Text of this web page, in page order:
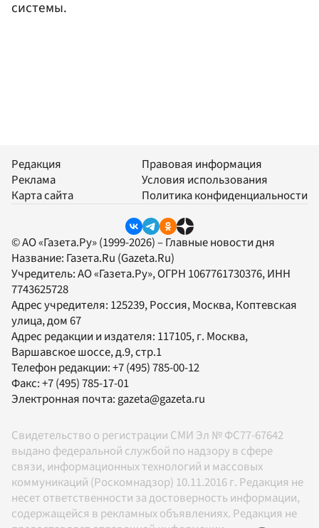
системы.
Редакция
Реклама
Карта сайта
Правовая информация
Условия использования
Политика конфиденциальности
© АО «Газета.Ру» (1999-2026) – Главные новости дня
Название: Газета.Ru (Gazeta.Ru)
Учредитель:АО «Газета.Ру», ОГРН 1067761730376, ИНН
7743625728
Адрес учредителя: 125239, Россия, Москва, Коптевская
улица, дом 67
Адрес редакции и издателя: 117105, г. Москва,
Варшавское шоссе, д.9, стр.1
Телефон редакции:+7 (495) 785-00-12
Факс:+7 (495) 785-17-01
Электронная почта:gazeta@gazeta.ru
Свидетельство о регистрации СМИ Эл № ФС77-67642
выдано федеральной службой по надзору в сфере
связи, информационных технологий и массовых
коммуникаций (Роскомнадзор) 10.11.2016 г. Редакция не
несет ответственности за достоверность информации,
содержащейся в рекламных объявлениях. Редакция не